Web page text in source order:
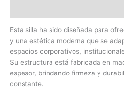
Esta silla ha sido diseñada para
y una estética moderna que se
espacios corporativos,
Su estructura está fabricada en
espesor, brindando firmeza y
constante.